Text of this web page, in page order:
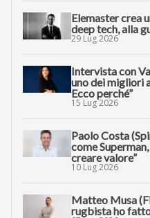
Elemaster crea
deep tech, alla
29 Lug 2026
Intervista con
uno dei migliori
Ecco perché”
15 Lug 2026
Paolo Costa
come
creare valore”
10 Lug 2026
Matteo Musa
rugbista ho